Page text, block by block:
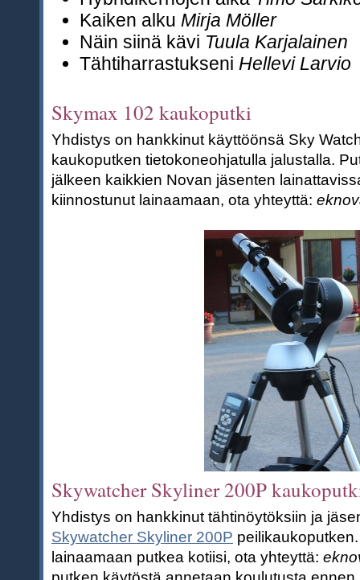
Kaiken alku Mirja Möller
Näin siinä kävi Tuula Karjalainen
Tähtiharrastukseni Hellevi Larvio
Skymax 102 kaukoputki
Yhdistys on hankkinut käyttöönsä Sky
kaukoputken tietokoneohjatulla jalustalla.
jälkeen kaikkien Novan jäsenten
kiinnostunut lainaamaan, ota yhteyttä:
Skywatcher Skyliner 200P
Yhdistys on hankkinut tähtinöytöksiin ja
Skywatcher Skyliner 200P
lainaamaan putkea kotiisi, ota yhteyttä: